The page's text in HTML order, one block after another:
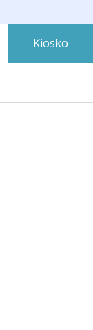
Kiosko